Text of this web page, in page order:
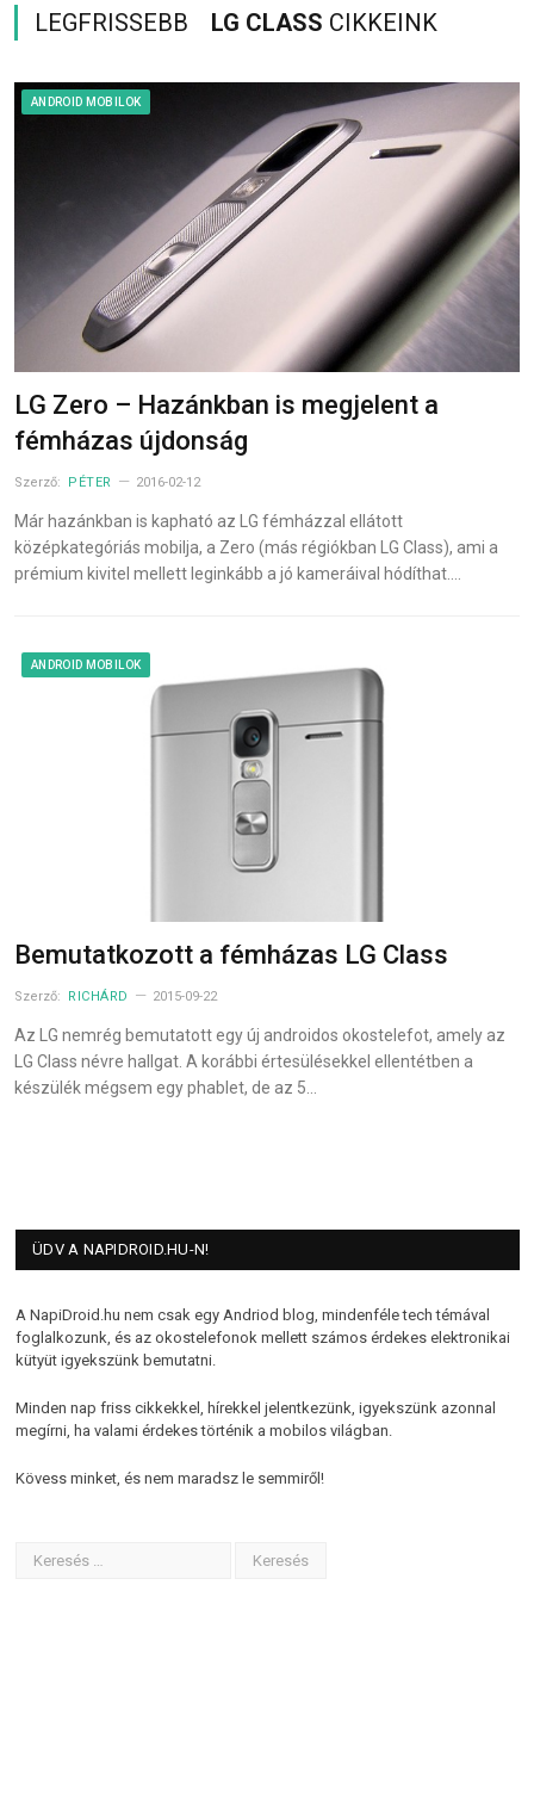
LEGFRISSEBB LG CLASS CIKKEINK
ANDROID MOBILOK
LG Zero – Hazánkban is megjelent a
fémházas újdonság
Szerző: PÉTER 2016-02-12
Már hazánkban is kapható az LG fémházzal ellátott
középkategóriás mobilja, a Zero (más régiókban LG Class), ami a
prémium kivitel mellett leginkább a jó kameráival hódíthat.…
ANDROID MOBILOK
Bemutatkozott a fémházas LG Class
Szerző: RICHÁRD 2015-09-22
Az LG nemrég bemutatott egy új androidos okostelefot, amely az
LG Class névre hallgat. A korábbi értesülésekkel ellentétben a
készülék mégsem egy phablet, de az 5…
ÜDV A NAPIDROID.HU-N!
A NapiDroid.hu nem csak egy Andriod blog, mindenféle tech témával
foglalkozunk, és az okostelefonok mellett számos érdekes elektronikai
kütyüt igyekszünk bemutatni.
Minden nap friss cikkekkel, hírekkel jelentkezünk, igyekszünk azonnal
megírni, ha valami érdekes történik a mobilos világban.
Kövess minket, és nem maradsz le semmiről!